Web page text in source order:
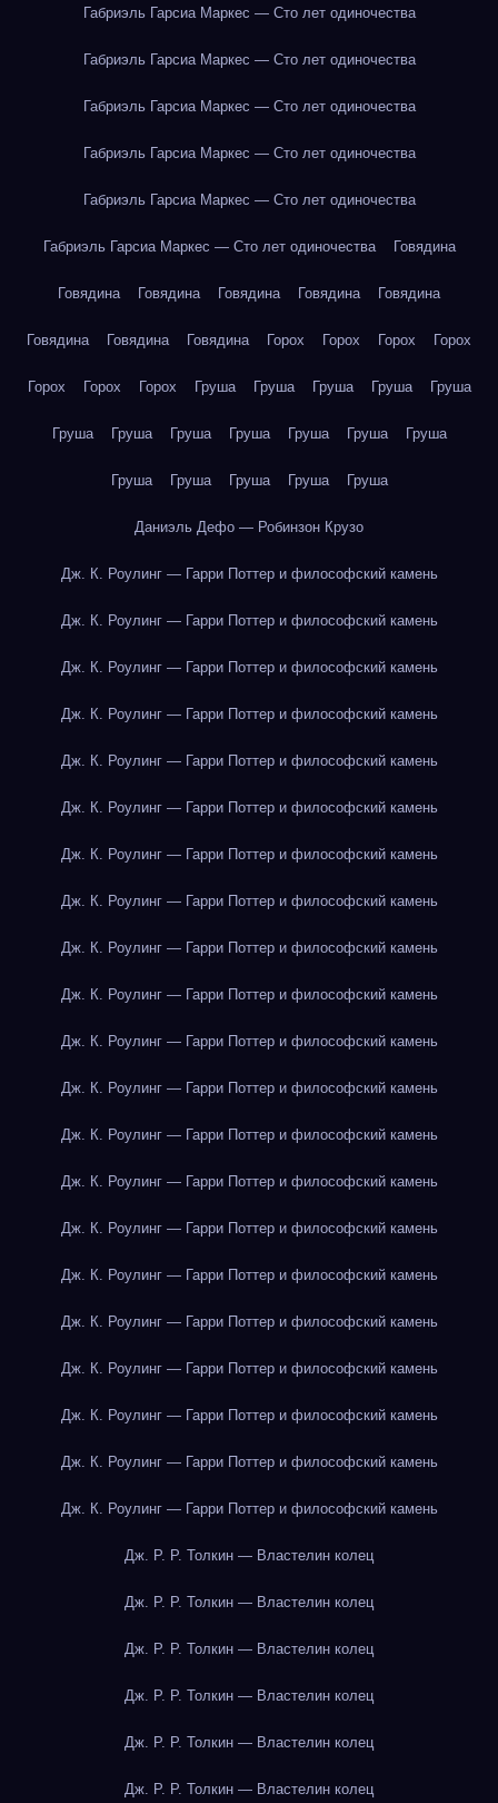
Габриэль Гарсиа Маркес — Сто лет одиночества
Габриэль Гарсиа Маркес — Сто лет одиночества
Габриэль Гарсиа Маркес — Сто лет одиночества
Габриэль Гарсиа Маркес — Сто лет одиночества
Габриэль Гарсиа Маркес — Сто лет одиночества
Габриэль Гарсиа Маркес — Сто лет одиночества Говядина
Говядина Говядина Говядина Говядина Говядина
Говядина Говядина Говядина Горох Горох Горох Горох
Горох Горох Горох Груша Груша Груша Груша Груша
Груша Груша Груша Груша Груша Груша Груша
Груша Груша Груша Груша Груша
Даниэль Дефо — Робинзон Крузо
Дж. К. Роулинг — Гарри Поттер и философский камень
Дж. К. Роулинг — Гарри Поттер и философский камень
Дж. К. Роулинг — Гарри Поттер и философский камень
Дж. К. Роулинг — Гарри Поттер и философский камень
Дж. К. Роулинг — Гарри Поттер и философский камень
Дж. К. Роулинг — Гарри Поттер и философский камень
Дж. К. Роулинг — Гарри Поттер и философский камень
Дж. К. Роулинг — Гарри Поттер и философский камень
Дж. К. Роулинг — Гарри Поттер и философский камень
Дж. К. Роулинг — Гарри Поттер и философский камень
Дж. К. Роулинг — Гарри Поттер и философский камень
Дж. К. Роулинг — Гарри Поттер и философский камень
Дж. К. Роулинг — Гарри Поттер и философский камень
Дж. К. Роулинг — Гарри Поттер и философский камень
Дж. К. Роулинг — Гарри Поттер и философский камень
Дж. К. Роулинг — Гарри Поттер и философский камень
Дж. К. Роулинг — Гарри Поттер и философский камень
Дж. К. Роулинг — Гарри Поттер и философский камень
Дж. К. Роулинг — Гарри Поттер и философский камень
Дж. К. Роулинг — Гарри Поттер и философский камень
Дж. К. Роулинг — Гарри Поттер и философский камень
Дж. Р. Р. Толкин — Властелин колец
Дж. Р. Р. Толкин — Властелин колец
Дж. Р. Р. Толкин — Властелин колец
Дж. Р. Р. Толкин — Властелин колец
Дж. Р. Р. Толкин — Властелин колец
Дж. Р. Р. Толкин — Властелин колец